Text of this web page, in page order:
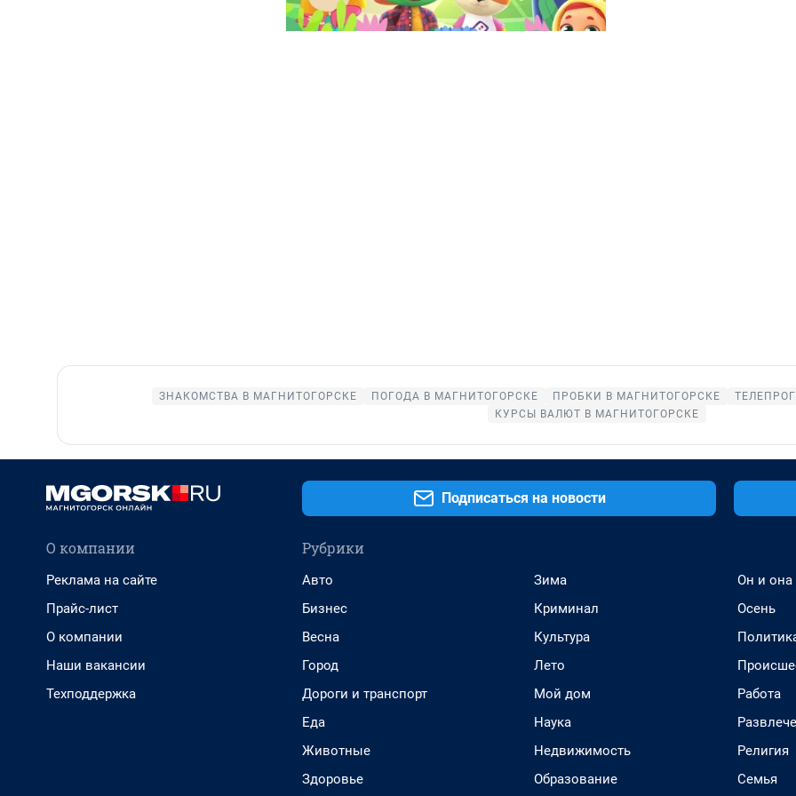
ЗНАКОМСТВА В МАГНИТОГОРСКЕ ПОГОДА В МАГНИТОГОРСКЕ ПРОБКИ В МАГНИТОГОРСКЕ
КУРСЫ ВАЛЮТ В МАГНИТОГОРСКЕ
Подписаться на новости
О компании
Реклама на сайте
Прайс-лист
О компании
Наши вакансии
Техподдержка
Рубрики
Авто
Бизнес
Весна
Город
Дороги и транспорт
Еда
Животные
Здоровье
Зима
Криминал
Культура
Лето
Мой дом
Наука
Недвижимость
Образование
Он и она
Осень
Работа
Религия
Семья